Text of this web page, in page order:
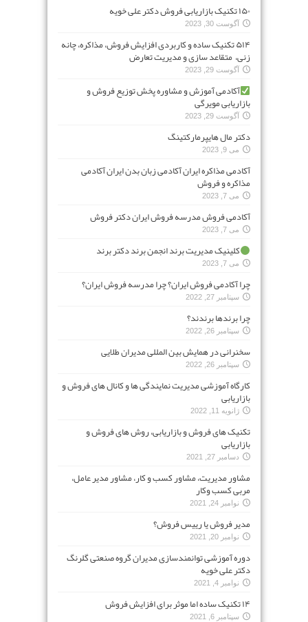
۱۵۰ تکنیک بازاریابی فروش دکتر علی خویه
آگوست 30, 2023
۵۱۴ تکنیک ساده و کاربردی افزایش فروش، مذاکره، چانه
زنی، متقاعد سازی و مدیریت تعارض
آگوست 29, 2023
آکادمی آموزش و مشاوره پخش توزیع فروش و
بازاریابی مویرگی
آگوست 29, 2023
دکتر مال هایپرمارکتینگ
می 9, 2023
آکادمی مذاکره ایران آکادمی زبان بدن ایران آکادمی
مذاکره و فروش
می 7, 2023
آکادمی فروش مدرسه فروش ایران دکتر فروش
می 7, 2023
کلینیک مدیریت برند انجمن برند دکتر برند
می 7, 2023
چرا آکادمی فروش ایران؟ چرا مدرسه فروش ایران؟
سپتامبر 27, 2022
چرا برندها برندند؟
سپتامبر 26, 2022
سخنرانی در همایش بین المللی مدیران طلایی
سپتامبر 26, 2022
کارگاه آموزشی مدیریت نمایندگی ها و کانال های فروش و
بازاریابی
ژانویه 11, 2022
تکنیک های فروش و بازاریابی، روش های فروش و
بازاریابی
دسامبر 27, 2021
مشاور مدیریت، مشاور کسب و کار، مشاور مدیر عامل،
مربی کسب وکار
نوامبر 24, 2021
مدیر فروش یا رییس فروش؟
نوامبر 20, 2021
دوره آموزشی توانمندسازی مدیران گروه صنعتی گلرنگ
دکتر علی خویه
نوامبر 4, 2021
۱۴ تکنیک ساده اما موثر برای افزایش فروش
سپتامبر 6, 2021